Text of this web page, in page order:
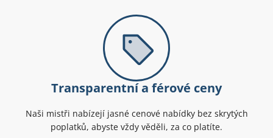
Transparentní a férové ceny
Naši mistři nabízejí jasné cenové nabídky bez skrytých
poplatků, abyste vždy věděli, za co platíte.